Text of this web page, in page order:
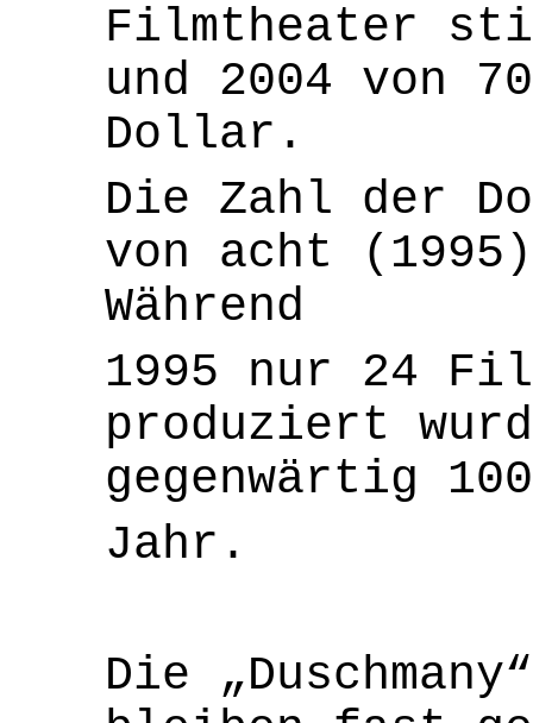
Filmtheater
und 2004 von
Dollar.
Die Zahl der
von acht
Während
1995 nur 24
produziert
gegenwärtig
Jahr.
Die